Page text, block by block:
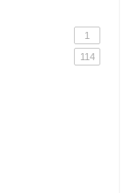
1
114